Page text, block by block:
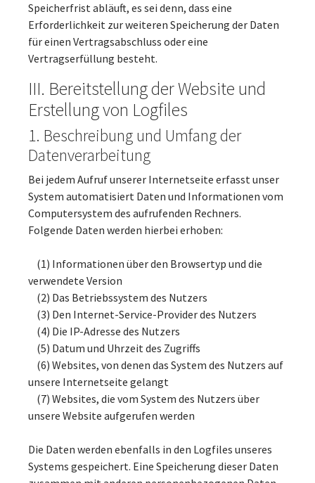
Speicherfrist abläuft, es sei denn, dass eine
Erforderlichkeit zur weiteren Speicherung der Daten
für einen Vertragsabschluss oder eine
Vertragserfüllung besteht.
III. Bereitstellung der Website und
Erstellung von Logfiles
1. Beschreibung und Umfang der
Datenverarbeitung
Bei jedem Aufruf unserer Internetseite erfasst unser
System automatisiert Daten und Informationen vom
Computersystem des aufrufenden Rechners.
Folgende Daten werden hierbei erhoben:
(1) Informationen über den Browsertyp und die
verwendete Version
(2) Das Betriebssystem des Nutzers
(3) Den Internet-Service-Provider des Nutzers
(4) Die IP-Adresse des Nutzers
(5) Datum und Uhrzeit des Zugriffs
(6) Websites, von denen das System des Nutzers auf
unsere Internetseite gelangt
(7) Websites, die vom System des Nutzers über
unsere Website aufgerufen werden
Die Daten werden ebenfalls in den Logfiles unseres
Systems gespeichert. Eine Speicherung dieser Daten